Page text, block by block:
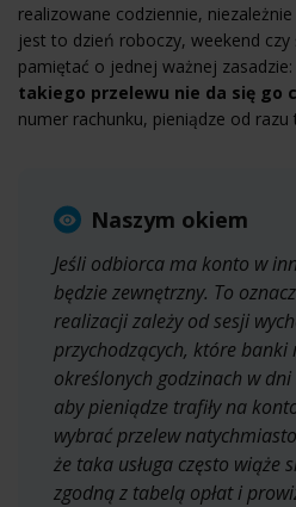
realizowane codziennie,
jest to dzień roboczy, weekend
pamiętać o jednej ważnej zasadzie:
takiego przelewu nie da się go
numer rachunku, pieniądze od
Naszym okiem
Jeśli odbiorca ma konto w
będzie zewnętrzny. To
realizacji zależy od sesji
przychodzących, które banki
określonych godzinach w dni
aby pieniądze trafiły na
wybrać przelew
że taka usługa często wiąże
zgodną z tabelą opłat i